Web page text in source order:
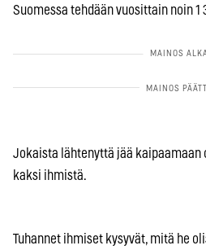
Suomessa tehdään vuosittain noin 1
Jokaista lähtenyttä jää
kaksi ihmistä.
Tuhannet ihmiset kysyvät, mitä he